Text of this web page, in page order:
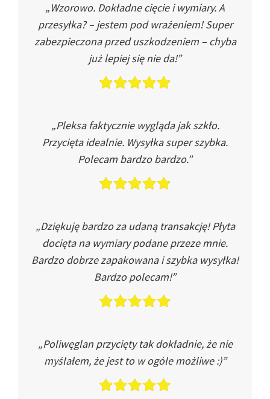
„Wzorowo. Dokładne cięcie i wymiary. A
przesyłka? – jestem pod wrażeniem! Super
zabezpieczona przed uszkodzeniem – chyba
już lepiej się nie da!”
„Pleksa faktycznie wygląda jak szkło.
Przycięta idealnie. Wysyłka super szybka.
Polecam bardzo bardzo.”
„Dziękuję bardzo za udaną transakcję! Płyta
docięta na wymiary podane przeze mnie.
Bardzo dobrze zapakowana i szybka wysyłka!
Bardzo polecam!”
„Poliwęglan przycięty tak dokładnie, że nie
myślałem, że jest to w ogóle możliwe :)”